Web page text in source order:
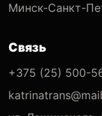
Минск-Санкт-
Связь
+375 (25) 500-